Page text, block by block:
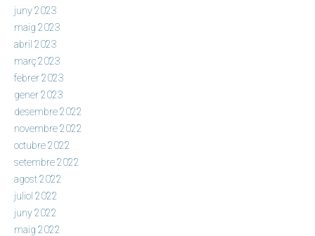
juny 2023
maig 2023
abril 2023
març 2023
febrer 2023
gener 2023
desembre 2022
novembre 2022
octubre 2022
setembre 2022
agost 2022
juliol 2022
juny 2022
maig 2022